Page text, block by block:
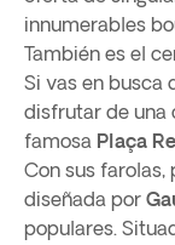
innumerables
También es el
Si vas en busca
disfrutar de una
famosa Plaça
Con sus
diseñada por
populares.